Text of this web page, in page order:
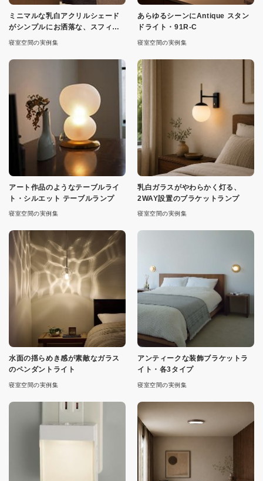
ミニマルな乳白アクリルシェード
がシンプルにお洒落な、スフィア
ペンダント
寝室空間の実例集
あらゆるシーンにAntique スタン
ドライト・91R-C
寝室空間の実例集
アート作品のようなテーブルライ
ト・シルエット テーブルランプ
寝室空間の実例集
乳白ガラスがやわらかく灯る、
2WAY設置のブラケットランプ
寝室空間の実例集
水面の揺らめき感が素敵なガラス
のペンダントライト
寝室空間の実例集
アンティークな装飾ブラケットラ
イト・各3タイプ
寝室空間の実例集